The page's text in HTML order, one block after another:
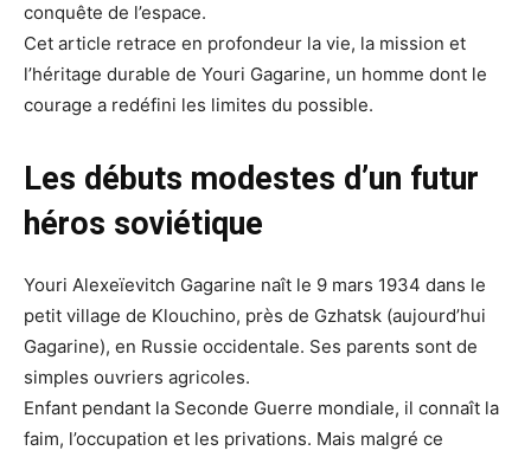
conquête de l’espace.
Cet article retrace en profondeur la vie, la mission et
l’héritage durable de Youri Gagarine, un homme dont le
courage a redéfini les limites du possible.
Les débuts modestes d’un futur
héros soviétique
Youri Alexeïevitch Gagarine naît le 9 mars 1934 dans le
petit village de Klouchino, près de Gzhatsk (aujourd’hui
Gagarine), en Russie occidentale. Ses parents sont de
simples ouvriers agricoles.
Enfant pendant la Seconde Guerre mondiale, il connaît la
faim, l’occupation et les privations. Mais malgré ce